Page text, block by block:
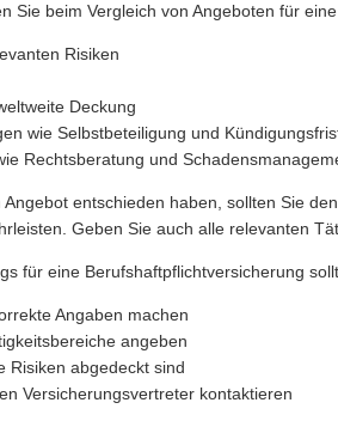
Sie beim Vergleich von Angeboten für
Risiken
Deckung
wie Selbstbeteiligung und
Rechtsberatung und
entschieden haben, sollten Sie
Geben Sie auch alle relevanten
für eine Berufshaftpflichtversicherung
Angaben machen
angeben
Risiken abgedeckt sind
Versicherungsvertreter kontaktieren